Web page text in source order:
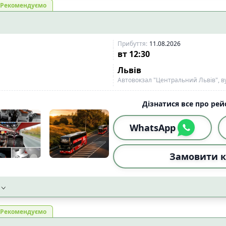
сидіння
7
екран
візка 4
Скинути
Рекомендуємо
Прибуття: 11.08.2026
вт 12:30
Львів
Автовокзал "Центральний Львів",
Дізнатися все про
WhatsApp
Замовити
Рекомендуємо